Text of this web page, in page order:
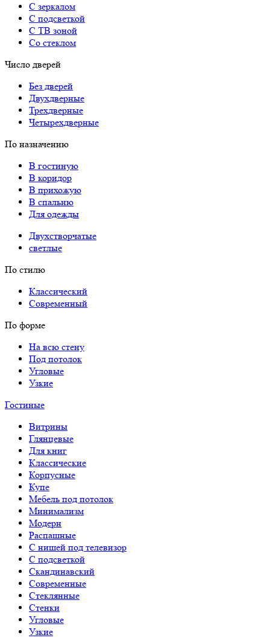
С зеркалом
С подсветкой
С ТВ зоной
Со стеклом
Число дверей
Без дверей
Двухдверные
Трехдверные
Четырехдверные
По назначению
В гостиную
В коридор
В прихожую
В спальню
Для одежды
Двухстворчатые
светлые
По стилю
Классический
Современный
По форме
На всю стену
Под потолок
Угловые
Узкие
Гостиные
Витрины
Глянцевые
Для книг
Классические
Корпусные
Купе
Мебель под потолок
Минимализм
Модерн
Распашные
С нишей под телевизор
С подсветкой
Скандинавский
Современные
Стеклянные
Стенки
Угловые
Узкие